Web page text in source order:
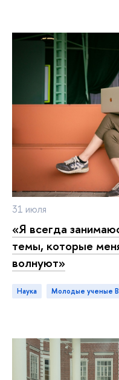
31 июля
«Я всегда
темы, которые
волнуют»
Наука молодые ученые